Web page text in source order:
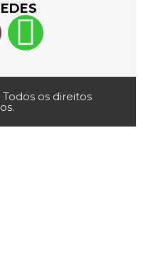
os direitos